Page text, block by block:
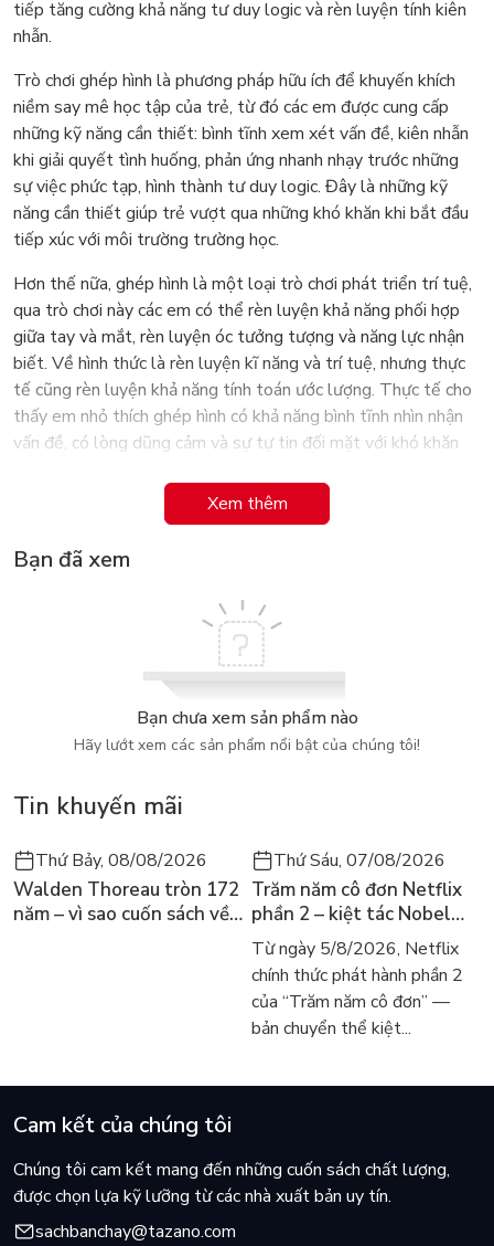
tiếp tăng cường khả năng tư duy logic và rèn luyện tính kiên
nhẫn.
Trò chơi ghép hình là phương pháp hữu ích để khuyến khích
niềm say mê học tập của trẻ, từ đó các em được cung cấp
những kỹ năng cần thiết: bình tĩnh xem xét vấn đề, kiên nhẫn
khi giải quyết tình huống, phản ứng nhanh nhạy trước những
sự việc phức tạp, hình thành tư duy logic. Đây là những kỹ
năng cần thiết giúp trẻ vượt qua những khó khăn khi bắt đầu
tiếp xúc với môi trường trường học.
Hơn thế nữa, ghép hình là một loại trò chơi phát triển trí tuệ,
qua trò chơi này các em có thể rèn luyện khả năng phối hợp
giữa tay và mắt, rèn luyện óc tưởng tượng và năng lực nhận
biết. Về hình thức là rèn luyện kĩ năng và trí tuệ, nhưng thực
tế cũng rèn luyện khả năng tính toán ước lượng. Thực tế cho
thấy em nhỏ thích ghép hình có khả năng bình tĩnh nhìn nhận
vấn đề, có lòng dũng cảm và sự tự tin đối mặt với khó khăn
Ghép hình là bộ công cụ dạy học và trò chơi nhằm giáo dục vỡ
giới của tưởng tượng mà còn là một thế giới của học tập và
tốt, bộ trò chơi ghép hình phát triển trí tuệ sẽ giúp trẻ vừa
chơi vừa học và phát triển nhận thức.
Xem thêm
Bạn đã xem
Bạn chưa xem sản phẩm nào
Hãy lướt xem các sản phẩm nổi bật của chúng tôi!
Tin khuyến mãi
Thứ Bảy, 08/08/2026
Walden Thoreau tròn 172
năm – vì sao cuốn sách về
Thứ Sáu, 07/08/2026
Trăm năm cô đơn Netflix
phần 2 – kiệt tác Nobel
trở lại màn ảnh, dòng
người tìm đọc lại García
Márquez
Từ ngày 5/8/2026, Netflix
chính thức phát hành phần 2
của “Trăm năm cô đơn” —
bản chuyển thể kiệt...
Cam kết của chúng tôi
Chúng tôi cam kết mang đến những cuốn sách chất lượng,
được chọn lựa kỹ lưỡng từ các nhà xuất bản uy tín.
sachbanchay@tazano.com